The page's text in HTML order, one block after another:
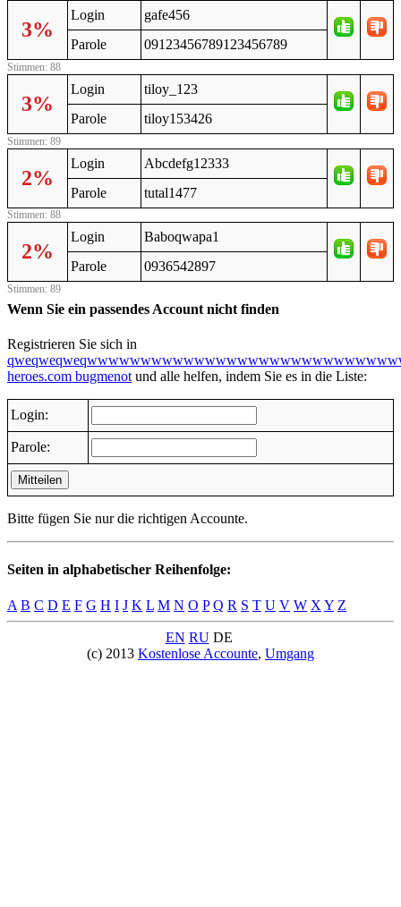
3%
Login
gafe456
Parole
09123456789123456789
Stimmen: 88
3%
Login
tiloy_123
Parole
tiloy153426
Stimmen: 89
2%
Login
Abcdefg12333
Parole
tutal1477
Stimmen: 88
2%
Login
Baboqwapa1
Parole
0936542897
Stimmen: 89
Wenn Sie ein passendes Account nicht finden
Registrieren Sie sich in
heroes.com bugmenot und alle helfen, indem Sie es in die Liste:
Login:
Parole:
Mitteilen
Bitte fügen Sie nur die richtigen Accounte.
Seiten in alphabetischer Reihenfolge:
A B C D E F G H I J K L M N O P Q R S T U V W X Y Z
EN RUDE
(c) 2013 Kostenlose Accounte, Umgang